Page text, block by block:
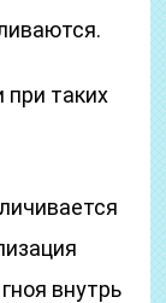
при таких
внутрь